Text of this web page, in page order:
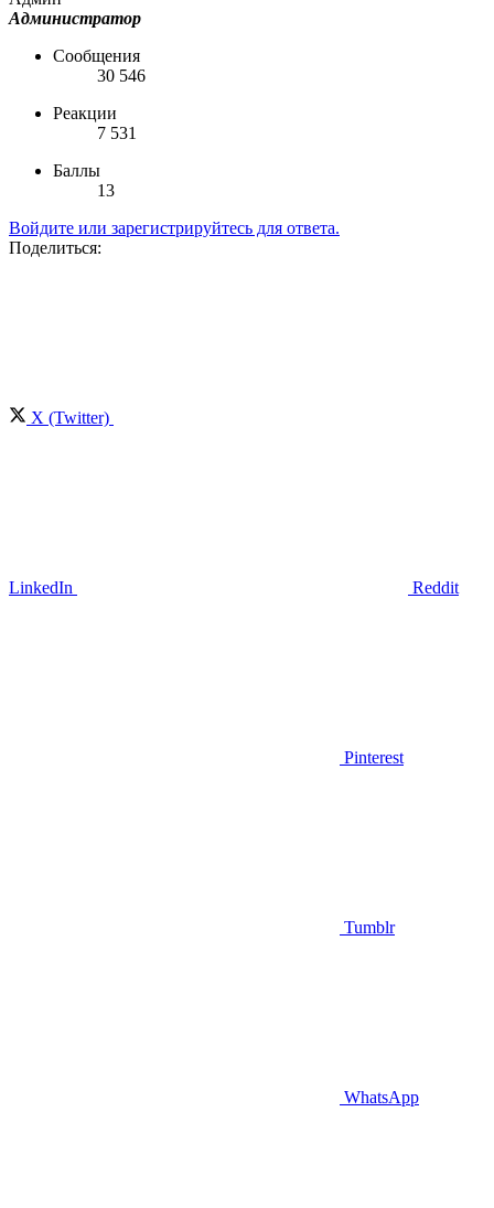
Администратор
Сообщения
30 546
Реакции
7 531
Баллы
13
Войдите или зарегистрируйтесь для ответа.
Поделиться:
X (Twitter)
LinkedIn Reddit
Pinterest
Tumblr
WhatsApp